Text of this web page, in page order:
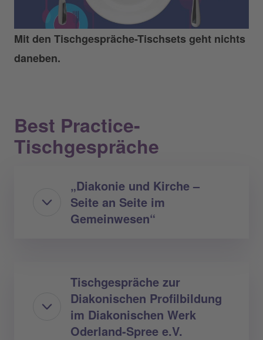
Mit den Tischgespräche-Tischsets geht nichts
daneben.
Best Practice-
Tischgespräche
„Diakonie und Kirche –
Seite an Seite im
Gemeinwesen“
Tischgespräche zur
Diakonischen Profilbildung
im Diakonischen Werk
Oderland-Spree e.V.